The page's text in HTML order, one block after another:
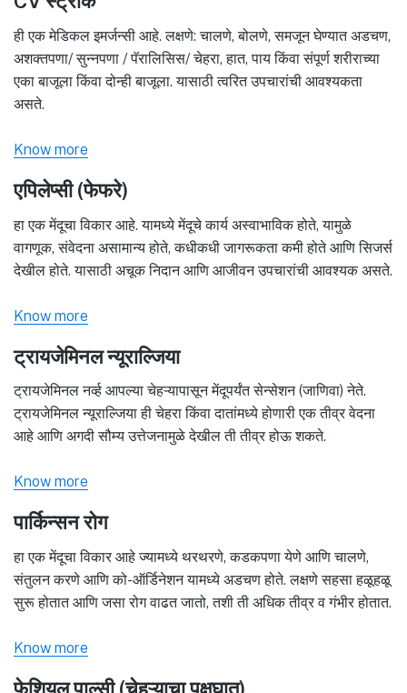
ही एक मेडिकल इमर्जन्सी आहे. लक्षणे: चालणे, बोलणे, समजून घेण्यात अडचण,
अशक्तपणा/ सुन्नपणा / पॅरालिसिस/ चेहरा, हात, पाय किंवा संपूर्ण शरीराच्या
एका बाजूला किंवा दोन्ही बाजूला. यासाठी त्वरित उपचारांची आवश्यकता
असते.
Know more
एपिलेप्सी (फेफरे)
हा एक मेंदूचा विकार आहे. यामध्ये मेंदूचे कार्य अस्वाभाविक होते, यामुळे
वागणूक, संवेदना असामान्य होते, कधीकधी जागरूकता कमी होते आणि सिजर्स
देखील होते. यासाठी अचूक निदान आणि आजीवन उपचारांची आवश्यक असते.
Know more
ट्रायजेमिनल न्यूराल्जिया
ट्रायजेमिनल नर्व्ह आपल्या चेहऱ्यापासून मेंदूपर्यंत सेन्सेशन (जाणिवा) नेते.
ट्रायजेमिनल न्यूराल्जिया ही चेहरा किंवा दातांमध्ये होणारी एक तीव्र वेदना
आहे आणि अगदी सौम्य उत्तेजनामुळे देखील ती तीव्र होऊ शकते.
Know more
पार्किन्सन रोग
हा एक मेंदूचा विकार आहे ज्यामध्ये थरथरणे, कडकपणा येणे आणि चालणे,
संतुलन करणे आणि को-ऑर्डिनेशन यामध्ये अडचण होते. लक्षणे सहसा हळूहळू
सुरू होतात आणि जसा रोग वाढत जातो, तशी ती अधिक तीव्र व गंभीर होतात.
Know more